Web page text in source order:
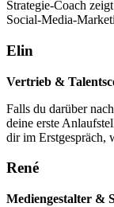
Strategie-Coach
Social-Media-
Elin
Vertrieb &
Falls du darüber
deine erste
dir im Erstgespräch,
René
Mediengestalter &